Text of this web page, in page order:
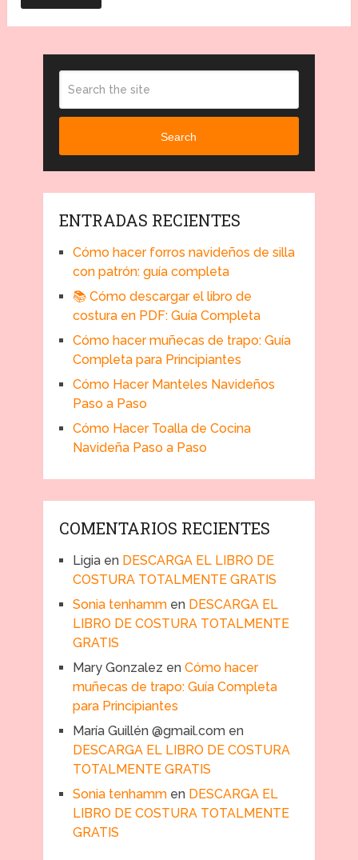
Search
ENTRADAS RECIENTES
Cómo hacer forros navideños de silla
con patrón: guía completa
📚 Cómo descargar el libro de
costura en PDF: Guía Completa
Cómo hacer muñecas de trapo: Guía
Completa para Principiantes
Cómo Hacer Manteles Navideños
Paso a Paso
Cómo Hacer Toalla de Cocina
Navideña Paso a Paso
COMENTARIOS RECIENTES
Ligiaen DESCARGA EL LIBRO DE
COSTURA TOTALMENTE GRATIS
Sonia tenhammen DESCARGA EL
LIBRO DE COSTURA TOTALMENTE
GRATIS
Mary Gonzalez en Cómo hacer
muñecas de trapo: Guía Completa
para Principiantes
María Guillén @gmail.comen
DESCARGA EL LIBRO DE COSTURA
TOTALMENTE GRATIS
Sonia tenhammen DESCARGA EL
LIBRO DE COSTURA TOTALMENTE
GRATIS